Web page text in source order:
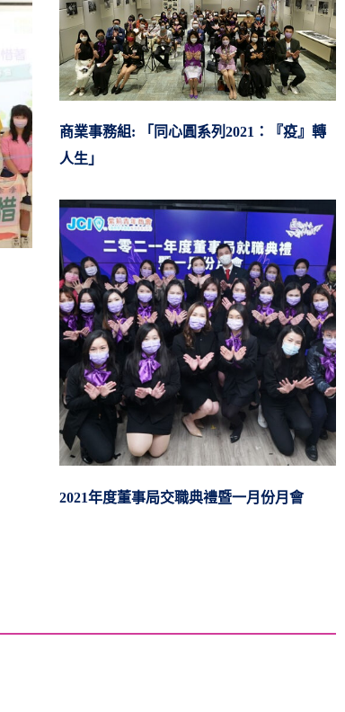
商業事務組: 「同心圓系列2021：『疫』轉
人生」
2021年度董事局交職典禮暨一月份月會